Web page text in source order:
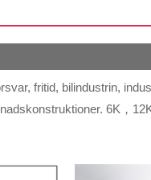
fritid, bilindustrin,
6K，